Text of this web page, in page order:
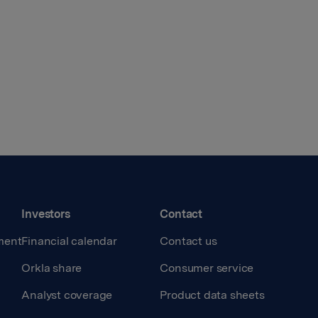
Investors
Financial calendar
Orkla share
Analyst coverage
Contact
Contact us
Consumer service
Product data sheets